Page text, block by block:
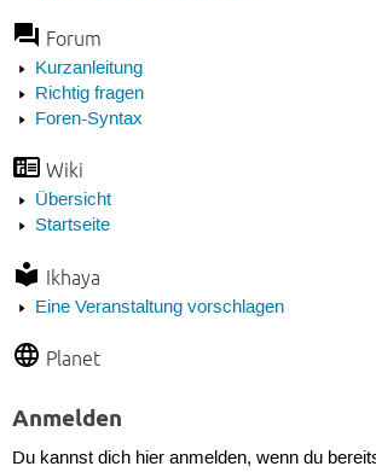
Forum
Kurzanleitung
Richtig fragen
Foren-Syntax
Wiki
Übersicht
Startseite
Ikhaya
Eine Veranstaltung vorschlagen
Planet
Anmelden
Du kannst dich hier anmelden, wenn du